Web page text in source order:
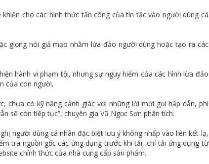
cho các hình thức tấn công của tin tặc vào người dùng cá
giọng nói giả mạo nhằm lừa đảo người dùng hoặc tạo ra các
hành vi phạm tội, nhưng sự nguy hiểm của các hình lừa đảo
của con người.
chưa có kỹ năng cảnh giác với những lời mời gọi hấp dẫn, phi
sẽ còn tiếp tục”, chuyên gia Vũ Ngọc Sơn phân tích.
người dùng cá nhân đặc biệt lưu ý không nhấp vào liên kết lạ,
tra nguồn gốc các ứng dụng trước khi tải, chỉ tải ứng dụng từ
chính thức của nhà cung cấp sản phẩm.